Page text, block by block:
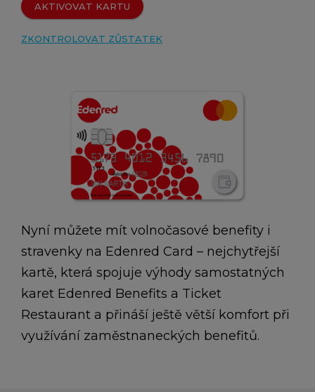
AKTIVOVAT KARTU
ZKONTROLOVAT ZŮSTATEK
Nyní můžete mít volnočasové benefity i
stravenky na Edenred Card – nejchytřejší
kartě, která spojuje výhody samostatných
karet Edenred Benefits a Ticket
Restaurant a přináší ještě větší komfort při
využívání zaměstnaneckých benefitů.